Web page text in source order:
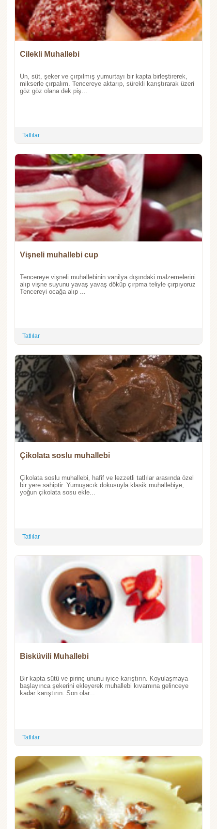
Cilekli Muhallebi
Un, süt, şeker ve çırpılmış yumurtayı bir kapta birleştirerek,
mikserle çırpalım. Tencereye aktarıp, sürekli karıştırarak üzeri
göz göz olana dek piş...
Tatlılar
Vişneli muhallebi cup
Tencereye vişneli muhallebinin vanilya dışındaki malzemelerini
alıp vişne suyunu yavaş yavaş döküp çırpma teliyle çırpıyoruz
Tencereyi ocağa alıp ...
Tatlılar
Çikolata soslu muhallebi
Çikolata soslu muhallebi, hafif ve lezzetli tatlılar arasında özel
bir yere sahiptir. Yumuşacık dokusuyla klasik muhallebiye,
yoğun çikolata sosu ekle...
Tatlılar
Bisküvili Muhallebi
Bir kapta sütü ve pirinç ununu iyice karıştırın. Koyulaşmaya
başlayınca şekerini ekleyerek muhallebi kıvamına gelinceye
kadar karıştırın. Son olar...
Tatlılar